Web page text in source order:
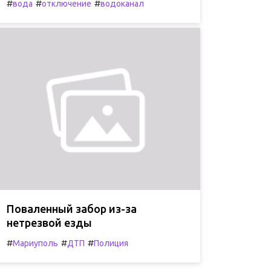
#вода #отключение #водоканал
Поваленный забор из-за
нетрезвой езды
#Мариуполь #ДТП #Полиция